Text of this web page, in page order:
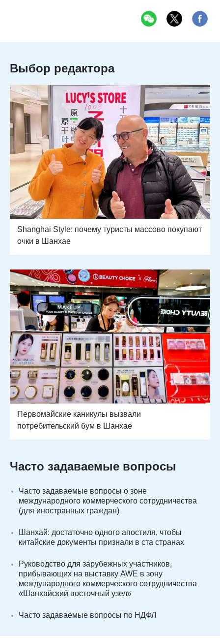
Выбор редактора
Shanghai Style: почему туристы массово покупают
очки в Шанхае
Первомайские каникулы вызвали
потребительский бум в Шанхае
Часто задаваемые вопросы
Часто задаваемые вопросы о зоне
международного коммерческого сотрудничества
(для иностранных граждан)
Шанхай: достаточно одного апостиля, чтобы
китайские документы признали в ста странах
Руководство для зарубежных участников,
прибывающих на выставку AWE в зону
международного коммерческого сотрудничества
«Шанхайский восточный узел»
Часто задаваемые вопросы по НДФЛ